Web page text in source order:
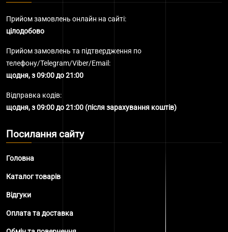
Прийом замовлень онлайн на сайті:
цілодобово
Прийом замовлень та підтвердження по
телефону/Telegram/Viber/Email:
щодня, з 09:00 до 21:00
Відправка кодів:
щодня, з 09:00 до 21:00 (після зарахування коштів)
Посилання сайту
Головна
Каталог товарів
Відгуки
Оплата та доставка